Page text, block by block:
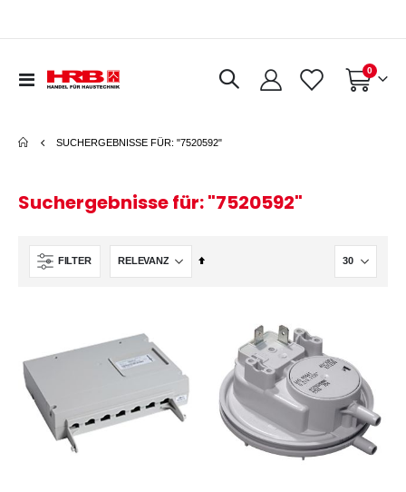
Navigation
Warenkorb
0Artikel
SUCHERGEBNISSE FÜR: "7520592"
Suchergebnisse für: "7520592"
FILTER
In